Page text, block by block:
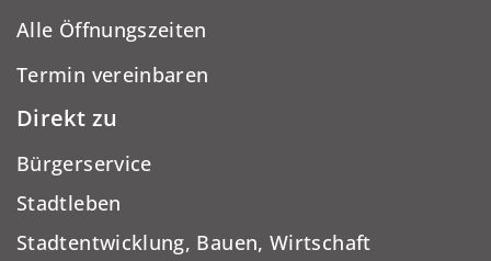
Alle Öffnungszeiten
Termin vereinbaren
Direkt zu
Bürgerservice
Stadtleben
Stadtentwicklung, Bauen, Wirtschaft